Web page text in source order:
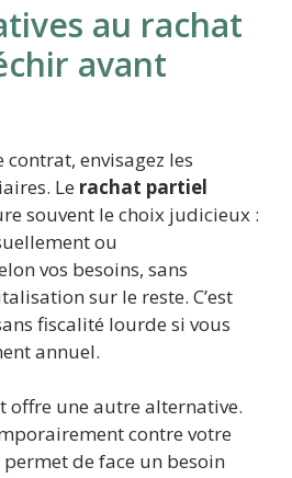
au rachat
avant
envisagez les
Le rachat partiel
souvent le choix judicieux :
ou
vos besoins, sans
sur le reste. C’est
fiscalité lourde si vous
annuel.
offre une autre alternative.
contre votre
de face un besoin